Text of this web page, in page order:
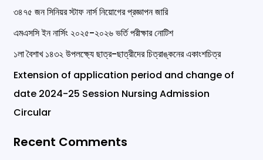
r
:
৩৪৭৫ জন সিনিয়র স্টাফ নার্স নিয়োগের প্রজ্ঞাপন জারি
এমএসসি ইন নার্সিং ২০২৫-২০২৬ ভর্তি পরীক্ষার নোটিশ
১লা বৈশাখ ১৪৩২ উপলক্ষ্যে ছাত্র-ছাত্রীদের চিত্রাঙ্কনের একাংশচিত্র
Extension of application period and change of
date 2024-25 Session Nursing Admission
Circular
Recent Comments